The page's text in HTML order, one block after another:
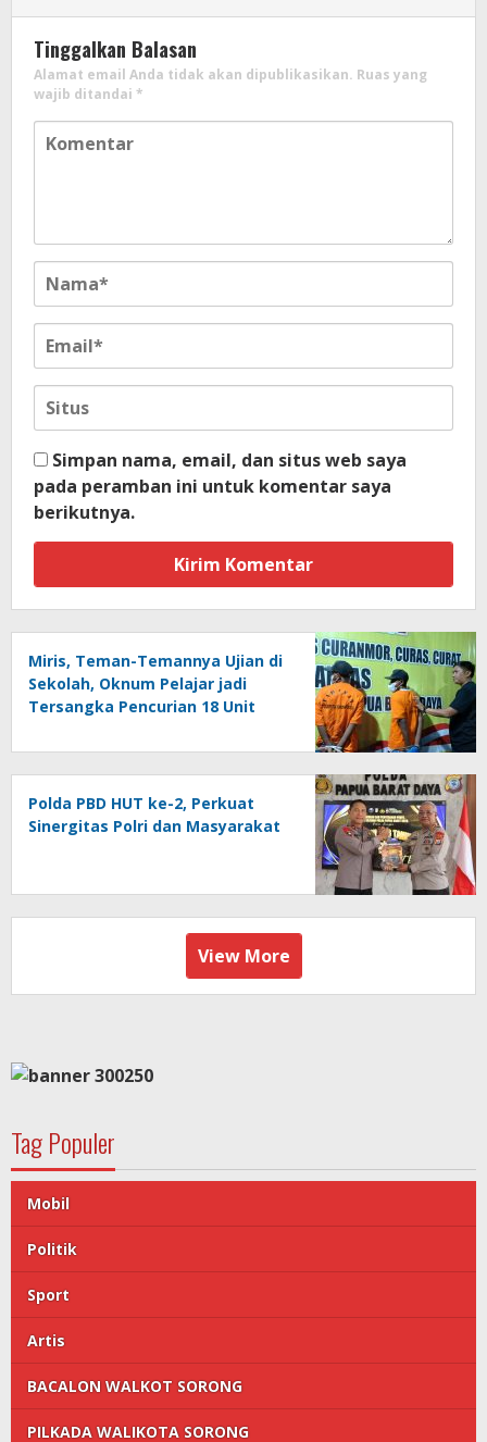
Tinggalkan Balasan
Alamat email Anda tidak akan dipublikasikan. Ruas yang
wajib ditandai *
Simpan nama, email, dan situs web saya
pada peramban ini untuk komentar saya
berikutnya.
Miris, Teman-Temannya Ujian di
Sekolah, Oknum Pelajar jadi
Tersangka Pencurian 18 Unit
Polda PBD HUT ke-2, Perkuat
Sinergitas Polri dan Masyarakat
View More
Tag Populer
Mobil
Politik
Sport
Artis
BACALON WALKOT SORONG
PILKADA WALIKOTA SORONG